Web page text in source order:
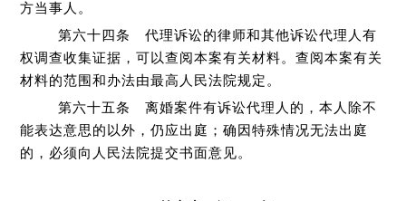
方当事人。
第六十四条 代理诉讼的律师和其他诉讼代理人有
权调查收集证据，可以查阅本案有关材料。查阅本案有关
材料的范围和办法由最高人民法院规定。
第六十五条 离婚案件有诉讼代理人的，本人除不
能表达意思的以外，仍应出庭；确因特殊情况无法出庭
的，必须向人民法院提交书面意见。